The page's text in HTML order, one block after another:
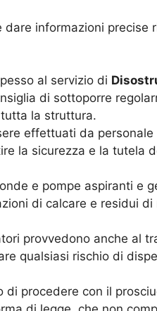
informazioni precise
al servizio di
di sottoporre
la struttura.
effettuati da personale
la sicurezza e la tutela
e pompe aspiranti e
di calcare e residui di
provvedono anche al
qualsiasi rischio di
di procedere con il